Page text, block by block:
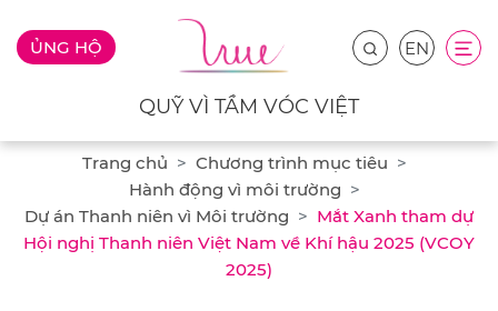
ỦNG HỘ EN
QUỸ VÌ TẦM VÓC VIỆT
Trang chủ
Chương trình mục tiêu
Hành động vì môi trường
Dự án Thanh niên vì Môi trường
Mắt Xanh tham dự
Hội nghị Thanh niên Việt Nam về Khí hậu 2025 (VCOY
2025)